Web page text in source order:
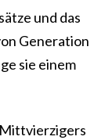
und das
Generation
sie einem